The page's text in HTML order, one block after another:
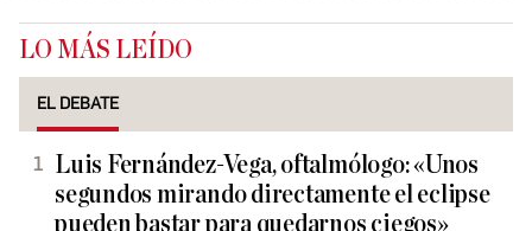
LO MÁS LEÍDO
EL DEBATE
Luis Fernández-Vega, oftalmólogo: «Unos
segundos mirando directamente el eclipse
pueden bastar para quedarnos ciegos»